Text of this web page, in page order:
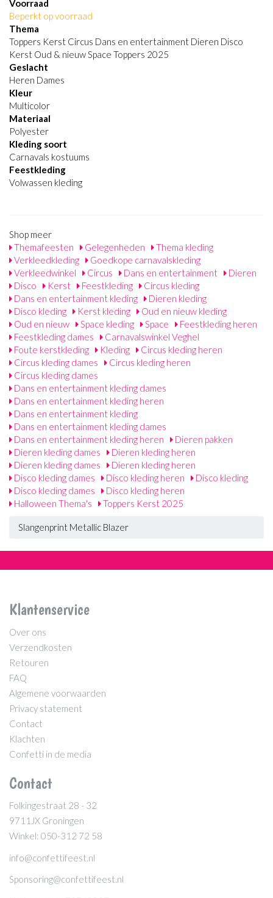
Voorraad
Beperkt op voorraad
Thema
Toppers Kerst Circus Dans en entertainment Dieren Disco
Kerst Oud & nieuw Space Toppers 2025
Geslacht
Heren Dames
Kleur
Multicolor
Materiaal
Polyester
Kleding soort
Carnavals kostuums
Feestkleding
Volwassen kleding
Shop meer
Themafeesten
Gelegenheden
Thema kleding
Verkleedkleding
Goedkope carnavalskleding
Verkleedwinkel
Circus Dans en entertainment
Dieren
Disco
Kerst Feestkleding
Circus kleding
Dans en entertainment kleding
Dieren kleding
Disco kleding
Kerst kleding
Oud en nieuw kleding
Oud en nieuw
Space kleding Space
Feestkleding heren
Feestkleding dames
Carnavalswinkel Veghel
Foute kerstkleding
Kleding
Circus kleding heren
Circus kleding dames
Circus kleding heren
Circus kleding dames
Dans en entertainment kleding dames
Dans en entertainment kleding heren
Dans en entertainment kleding
Dans en entertainment kleding dames
Dans en entertainment kleding heren
Dieren pakken
Dieren kleding dames
Dieren kleding heren
Dieren kleding dames
Dieren kleding heren
Disco kleding dames
Disco kleding heren
Disco kleding
Disco kleding dames
Disco kleding heren
Halloween Thema's
Toppers Kerst 2025
Slangenprint Metallic Blazer
Klantenservice
Over ons
Verzendkosten
Retouren
FAQ
Algemene voorwaarden
Privacy statement
Contact
Klachten
Confetti in de media
Contact
Folkingestraat 28 - 32
9711JX Groningen
Winkel: 050-312 72 58
info@confettifeest.nl
Sponsoring@confettifeest.nl